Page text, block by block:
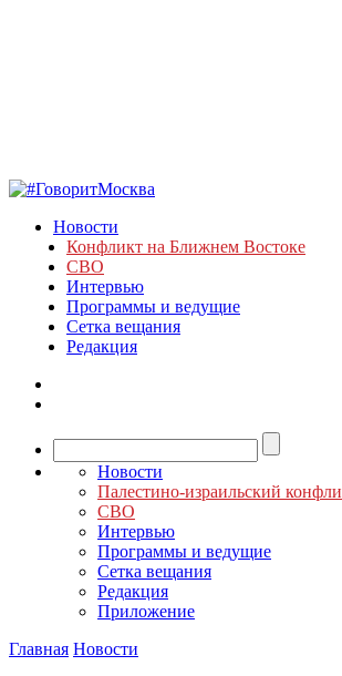
Новости
Конфликт на Ближнем Востоке
СВО
Интервью
Программы и ведущие
Сетка вещания
Редакция
Новости
Палестино-израильский
СВО
Интервью
Программы и ведущие
Сетка вещания
Редакция
Приложение
Главная Новости